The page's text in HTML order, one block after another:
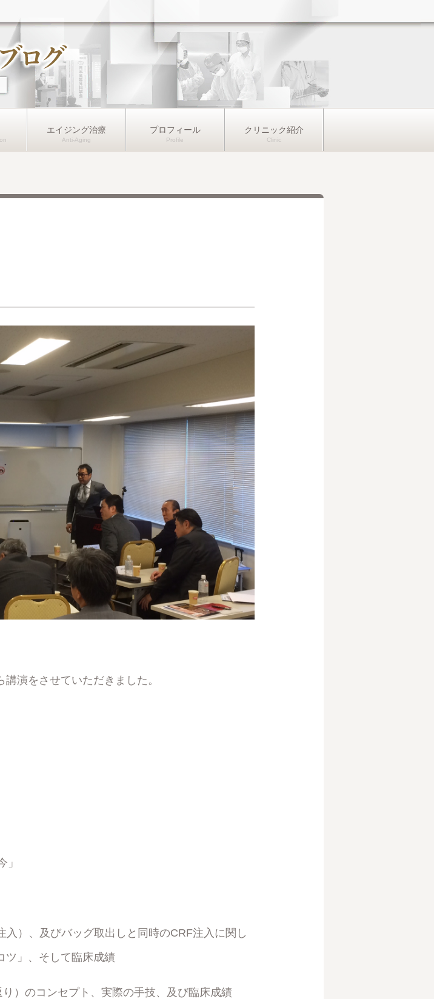
エイジング治療 プロフィール クリニック紹介
演をさせていただきました。
」
）、及びバッグ取出しと同時のCRF注入に関し
ツ」、そして臨床成績
）のコンセプト、実際の手技、及び臨床成績